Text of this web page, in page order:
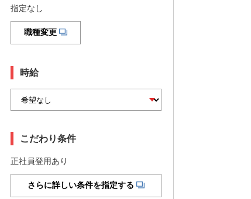
指定なし
職種変更
時給
こだわり条件
正社員登用あり
さらに詳しい条件を指定する